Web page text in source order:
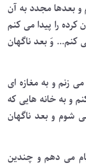
بعدها مجدد به آن
کرده را پیدا می کنم
کنم... وَ بعد ناگهان
زنم و به مغازه ای
و به خانه هایی که
شوم و بعد ناگهان
می دهم و چندین